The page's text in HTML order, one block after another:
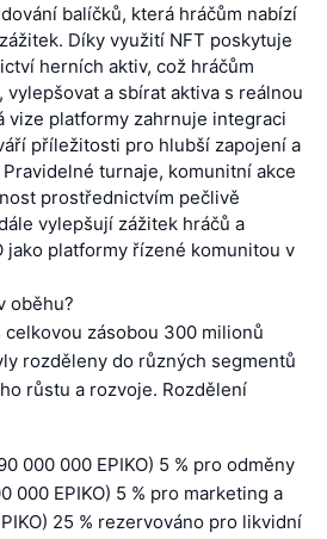
balíčků, která hráčům nabízí
Díky využití NFT poskytuje
herních aktiv, což hráčům
a sbírat aktiva s reálnou
vize platformy zahrnuje integraci
příležitosti pro hlubší zapojení a
turnaje, komunitní akce
prostřednictvím pečlivě
vylepšují zážitek hráčů a
jako platformy řízené komunitou v
oběhu?
celkovou zásobou 300 milionů
rozděleny do různých segmentů
růstu a rozvoje. Rozdělení
000 000 EPIKO) 5 % pro odměny
000 EPIKO) 5 % pro marketing a
25 % rezervováno pro likvidní